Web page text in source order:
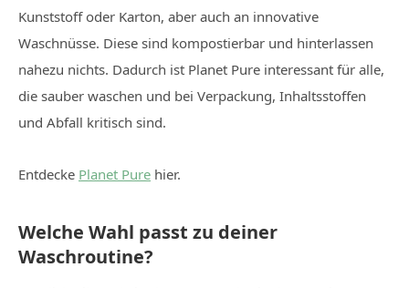
Kunststoff oder Karton, aber auch an innovative
Waschnüsse. Diese sind kompostierbar und hinterlassen
nahezu nichts. Dadurch ist Planet Pure interessant für alle,
die sauber waschen und bei Verpackung, Inhaltsstoffen
und Abfall kritisch sind.
Entdecke Planet Pure hier.
Welche Wahl passt zu deiner
Waschroutine?